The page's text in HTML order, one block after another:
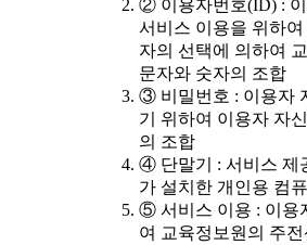
② 이용자번호(ID) :
서비스 이용을 위하
자의 선택에 의하여
문자와 숫자의 조합
③ 비밀번호 : 이용자
기 위하여 이용자 자
의 조합
④ 단말기 : 서비스 제
가 설치한 개인용 컴
⑤ 서비스 이용 : 이용
여 교육정보원의 주